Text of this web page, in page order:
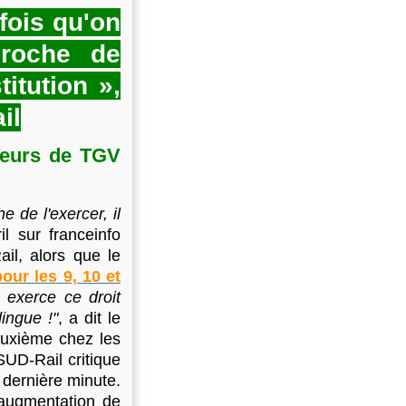
n
n
p
s
n
e
d
a
n
s
qu'on
de
»,
de TGV
de l'exercer, il
sur franceinfo
alors que le
les 9, 10 et
exerce ce droit
!", a dit le
chez les
Rail critique
minute.
de